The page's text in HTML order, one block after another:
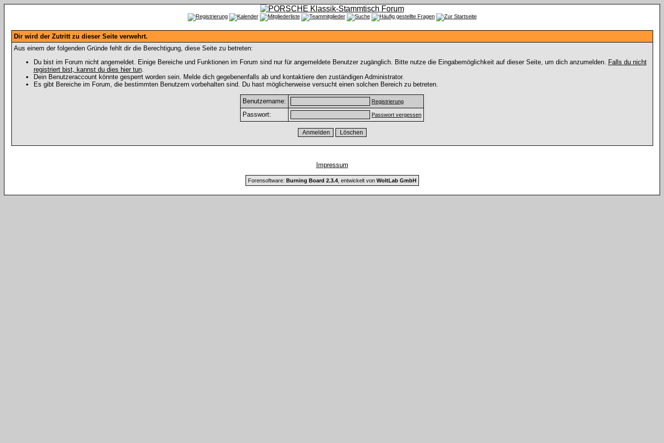
Dir wird der Zutritt zu dieser Seite verwehrt.
Aus einem der folgenden Gründe fehlt dir die Berechtigung, diese Seite zu betreten:
Du bist im Forum nicht angemeldet. Einige Bereiche und Funktionen im Forum sind nur für angemeldete Benutzer zugänglich. Bitte nutze die Eingabemöglichkeit auf dieser Seite, um dich anzumelden. Falls du nicht
registriert bist, kannst du dies hier tun.
Dein Benutzeraccount könnte gesperrt worden sein. Melde dich gegebenenfalls ab und kontaktiere den zuständigen Administrator.
Es gibt Bereiche im Forum, die bestimmten Benutzern vorbehalten sind. Du hast möglicherweise versucht einen solchen Bereich zu betreten.
Benutzername: Registrierung
Passwort: Passwort vergessen
Impressum
Forensoftware: Burning Board 2.3.4, entwickelt von WoltLab GmbH